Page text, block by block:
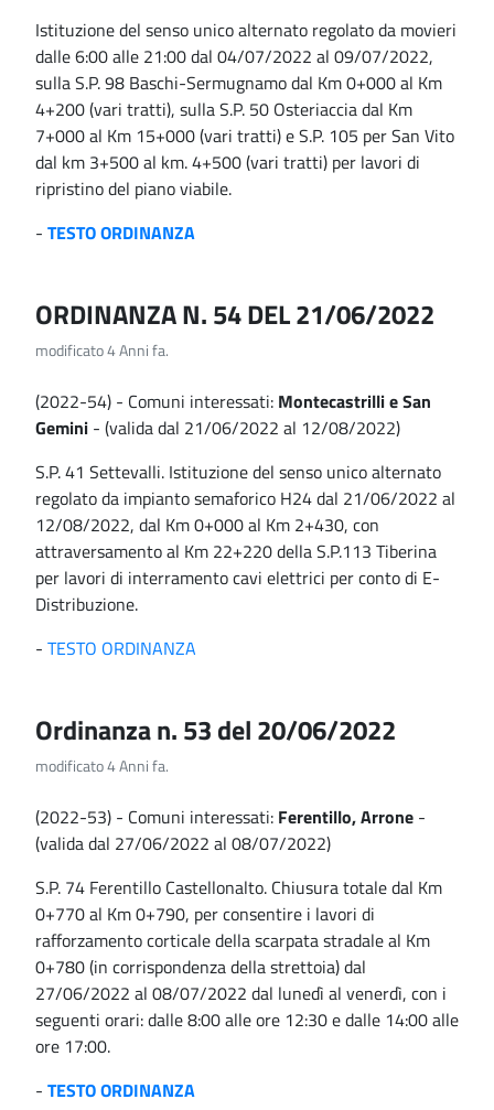
Istituzione del senso unico alternato regolato da movieri
dalle 6:00 alle 21:00 dal 04/07/2022 al 09/07/2022,
sulla S.P. 98 Baschi-Sermugnamo dal Km 0+000 al Km
4+200 (vari tratti), sulla S.P. 50 Osteriaccia dal Km
7+000 al Km 15+000 (vari tratti) e S.P. 105 per San Vito
dal km 3+500 al km. 4+500 (vari tratti) per lavori di
ripristino del piano viabile.
- TESTO ORDINANZA
ORDINANZA N. 54 DEL 21/06/2022
modificato 4 Anni fa.
(2022-54) - Comuni interessati: Montecastrilli e San
Gemini - (valida dal 21/06/2022 al 12/08/2022)
S.P. 41 Settevalli. Istituzione del senso unico alternato
regolato da impianto semaforico H24 dal 21/06/2022 al
12/08/2022, dal Km 0+000 al Km 2+430, con
attraversamento al Km 22+220 della S.P.113 Tiberina
per lavori di interramento cavi elettrici per conto di E-
Distribuzione.
- TESTO ORDINANZA
Ordinanza n. 53 del 20/06/2022
modificato 4 Anni fa.
(2022-53) - Comuni interessati: Ferentillo, Arrone -
(valida dal 27/06/2022 al 08/07/2022)
S.P. 74 Ferentillo Castellonalto. Chiusura totale dal Km
0+770 al Km 0+790, per consentire i lavori di
rafforzamento corticale della scarpata stradale al Km
0+780 (in corrispondenza della strettoia) dal
27/06/2022 al 08/07/2022 dal lunedì al venerdì, con i
seguenti orari: dalle 8:00 alle ore 12:30 e dalle 14:00 alle
ore 17:00.
- TESTO ORDINANZA